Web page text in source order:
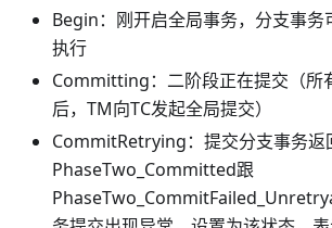
Begin：刚开启全局事务，分支事务
执行
Committing：二阶段正在提交（所
后，TM向TC发起全局提交）
CommitRetrying：提交分支事务返
PhaseTwo_Committed跟